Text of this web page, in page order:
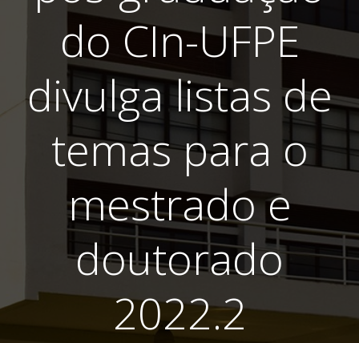
do CIn-UFPE
divulga listas de
temas para o
mestrado e
doutorado
2022.2